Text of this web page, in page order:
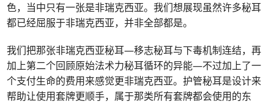
色，当中只有一张是非瑞克西亚。我们想展现虽然许多秘耳
都已经屈服于非瑞克西亚，并非全部都是。
我们把那张非瑞克西亚秘耳—移志秘耳与下毒机制连结，再
加上第二个回顾原始法术力秘耳循环的异能—不过加上了一
个支付生命的费用来感觉更非瑞克西亚。护管秘耳是设计来
帮助让使用套牌更顺手，属于那类所有套牌都会使用的东